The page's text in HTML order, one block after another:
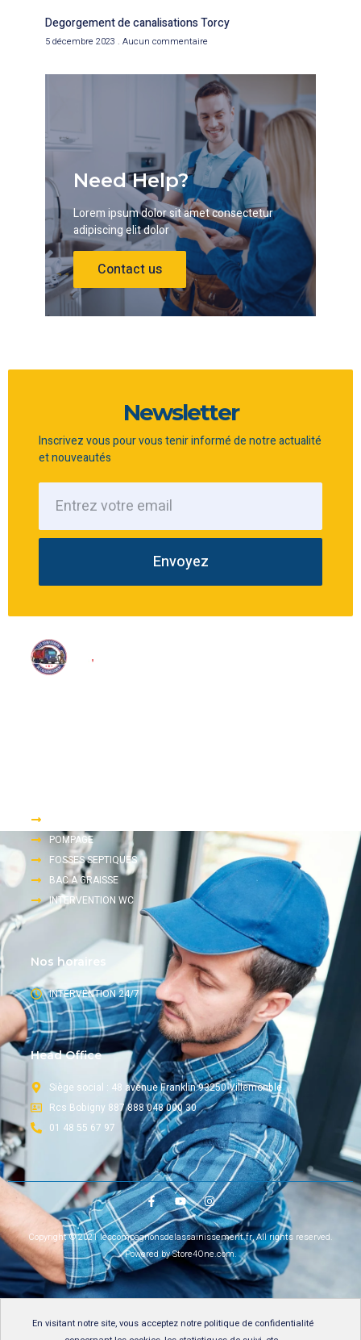
En visitant notre site, vous acceptez notre politique de confidentialité
Degorgement de canalisations Torcy
5 décembre 2023 Aucun commentaire
Need Help?
Lorem ipsum dolor sit amet consectetur
adipiscing elit dolor
Contact us
Newsletter
Inscrivez vous pour vous tenir informé de notre actualité
et nouveautés
Envoyez
POMPAGE
FOSSES SEPTIQUES
BAC A GRAISSE
INTERVENTION WC
Nos horaires
INTERVENTION 24/7
Head Office
Siège social : 48 avenue Franklin 93250 Villemonble
Rcs Bobigny 887 888 048 000 30
01 48 55 67 97
Copyright © 2021 lescompagnonsdelassainissement.fr, All rights reserved.
Powered by Store4One.com.